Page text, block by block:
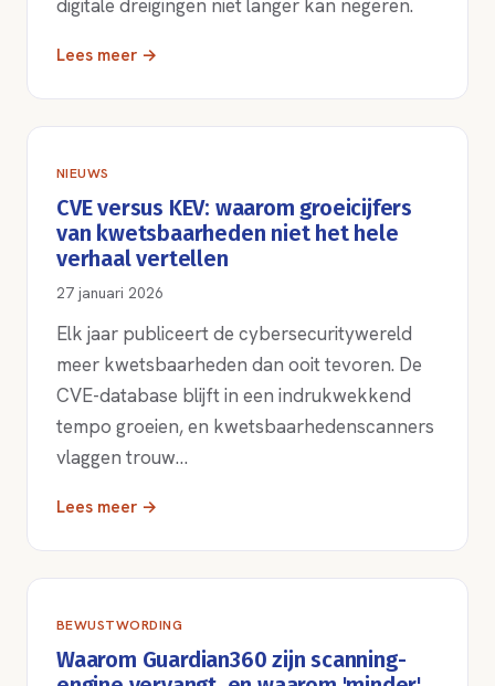
digitale dreigingen niet langer kan negeren.
Lees meer →
NIEUWS
CVE versus KEV: waarom groeicijfers
van kwetsbaarheden niet het hele
verhaal vertellen
27 januari 2026
Elk jaar publiceert de cybersecuritywereld
meer kwetsbaarheden dan ooit tevoren. De
CVE-database blijft in een indrukwekkend
tempo groeien, en kwetsbaarhedenscanners
vlaggen trouw…
Lees meer →
BEWUSTWORDING
Waarom Guardian360 zijn scanning-